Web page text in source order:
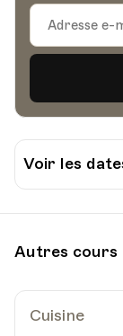
Voir les
Lieu1005,
Av. de
Autres cours
Cuisine